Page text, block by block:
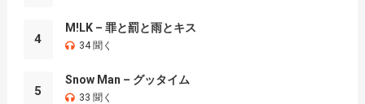
4
M!LK – 罪と罰と雨とキス
34 聞く
5
Snow Man – グッタイム
33 聞く